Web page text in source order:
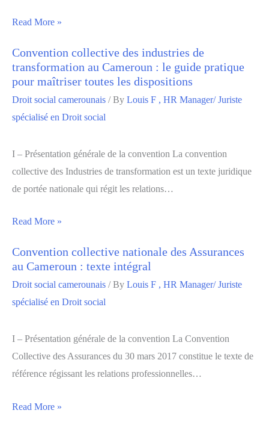
Read More »
Convention collective des industries de
transformation au Cameroun : le guide pratique
pour maîtriser toutes les dispositions
Droit social camerounais / By Louis F , HR Manager/ Juriste
spécialisé en Droit social
I – Présentation générale de la convention La convention
collective des Industries de transformation est un texte juridique
de portée nationale qui régit les relations…
Read More »
Convention collective nationale des Assurances
au Cameroun : texte intégral
Droit social camerounais / By Louis F , HR Manager/ Juriste
spécialisé en Droit social
I – Présentation générale de la convention La Convention
Collective des Assurances du 30 mars 2017 constitue le texte de
référence régissant les relations professionnelles…
Read More »